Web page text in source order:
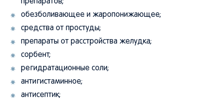
обезболивающее и жаропонижающее;
средства от простуды;
препараты от расстройства желудка;
сорбент;
регидратационные соли;
антигистаминное;
антисептик;
пластыри;